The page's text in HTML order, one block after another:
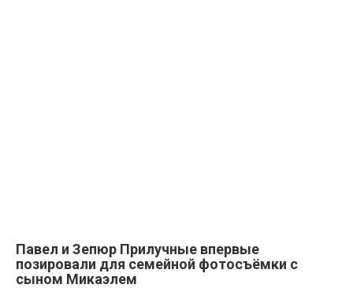
Павел и Зепюр Прилучные впервые
позировали для семейной фотосъёмки с
сыном Микаэлем